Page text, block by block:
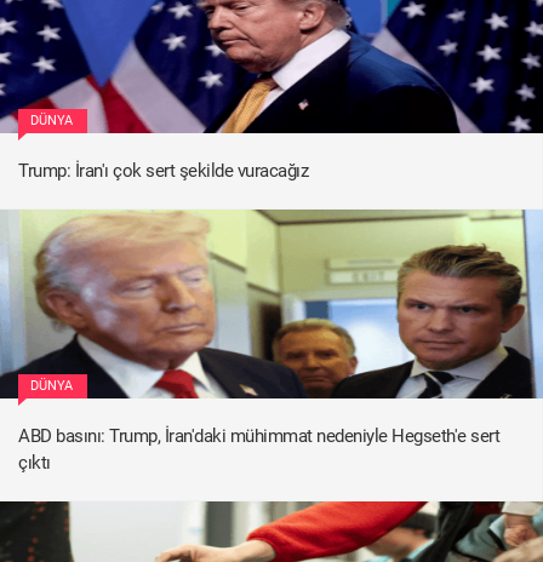
DÜNYA
Trump: İran'ı çok sert şekilde vuracağız
DÜNYA
ABD basını: Trump, İran'daki mühimmat nedeniyle Hegseth'e sert
çıktı